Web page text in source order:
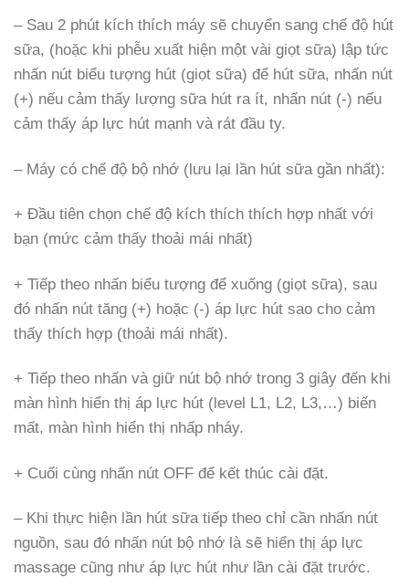
– Sau 2 phút kích thích máy sẽ chuyển sang chế độ hút
sữa, (hoặc khi phễu xuất hiện một vài giọt sữa) lập tức
nhấn nút biểu tượng hút (giọt sữa) để hút sữa, nhấn nút
(+) nếu cảm thấy lượng sữa hút ra ít, nhấn nút (-) nếu
cảm thấy áp lực hút mạnh và rát đầu ty.
– Máy có chế độ bộ nhớ (lưu lại lần hút sữa gần nhất):
+ Đầu tiên chọn chế độ kích thích thích hợp nhất với
bạn (mức cảm thấy thoải mái nhất)
+ Tiếp theo nhấn biểu tượng để xuống (giọt sữa), sau
đó nhấn nút tăng (+) hoặc (-) áp lực hút sao cho cảm
thấy thích hợp (thoải mái nhất).
+ Tiếp theo nhấn và giữ nút bộ nhớ trong 3 giây đến khi
màn hình hiển thị áp lực hút (level L1, L2, L3,…) biến
mất, màn hình hiển thị nhấp nháy.
+ Cuối cùng nhấn nút OFF để kết thúc cài đặt.
– Khi thực hiện lần hút sữa tiếp theo chỉ cần nhấn nút
nguồn, sau đó nhấn nút bộ nhớ là sẽ hiển thị áp lực
massage cũng như áp lực hút như lần cài đặt trước.